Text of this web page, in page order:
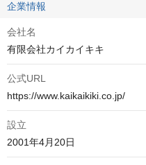
企業情報
会社名
有限会社カイカイキキ
公式URL
https://www.kaikaikiki.co.jp/
設立
2001年4月20日